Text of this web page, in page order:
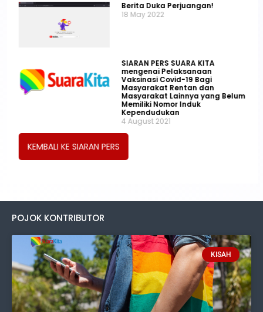
Berita Duka Perjuangan!
18 May 2022
SIARAN PERS SUARA KITA
mengenai Pelaksanaan
Vaksinasi Covid-19 Bagi
Masyarakat Rentan dan
Masyarakat Lainnya yang Belum
Memiliki Nomor Induk
Kependudukan
4 August 2021
KEMBALI KE SIARAN PERS
POJOK KONTRIBUTOR
KISAH